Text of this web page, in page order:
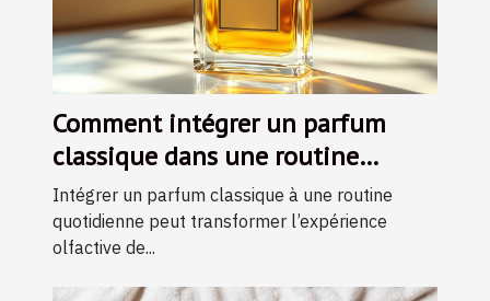
Comment intégrer un parfum
classique dans une routine
quotidienne ?
Intégrer un parfum classique à une routine
quotidienne peut transformer l’expérience
olfactive de...